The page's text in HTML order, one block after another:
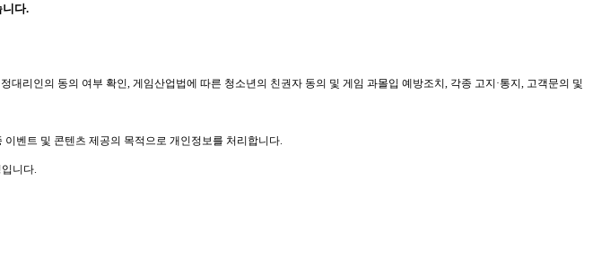
니다.
대리인의 동의 여부 확인, 게임산업법에 따른 청소년의 친권자 동의 및 게임 과몰입 예방조치, 각종 고지·통지, 고객문의 및
벤트 및 콘텐츠 제공의 목적으로 개인정보를 처리합니다.
니다.